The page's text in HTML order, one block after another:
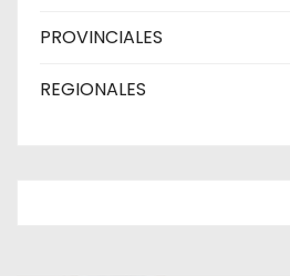
PROVINCIALES
REGIONALES